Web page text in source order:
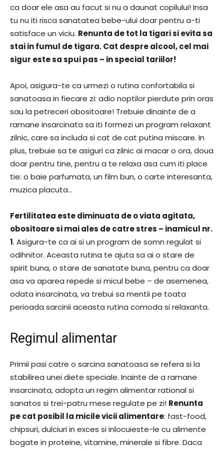
ca doar ele asa au facut si nu a daunat copilului! Insa
tu nu iti risca sanatatea bebe-ului doar pentru a-ti
satisface un viciu. Renunta de tot la tigari si evita sa
stai in fumul de tigara. Cat despre alcool, cel mai
sigur este sa spui pas – in special tariilor!
Apoi, asigura-te ca urmezi o rutina confortabila si
sanatoasa in fiecare zi: adio noptilor pierdute prin oras
sau la petreceri obositoare! Trebuie dinainte de a
ramane insarcinata sa iti formezi un program relaxant
zilnic, care sa includa si cat de cat putina miscare. In
plus, trebuie sa te asiguri ca zilnic ai macar o ora, doua
doar pentru tine, pentru a te relaxa asa cum iti place
tie: o baie parfumata, un film bun, o carte interesanta,
muzica placuta…
Fertilitatea este diminuata de o viata agitata,
obositoare si mai ales de catre stres – inamicul nr.
1. Asigura-te ca ai si un program de somn regulat si
odihnitor. Aceasta rutina te ajuta sa ai o stare de
spirit buna, o stare de sanatate buna, pentru ca doar
asa va aparea repede si micul bebe – de asemenea,
odata insarcinata, va trebui sa mentii pe toata
perioada sarcinii aceasta rutina comoda si relaxanta.
Regimul alimentar
Primii pasi catre o sarcina sanatoasa se refera si la
stabilirea unei diete speciale. Inainte de a ramane
insarcinata, adopta un regim alimentar rational si
sanatos si trei-patru mese regulate pe zi! Renunta
pe cat posibil la micile vicii alimentare: fast-food,
chipsuri, dulciuri in exces si inlocuieste-le cu alimente
bogate in proteine, vitamine, minerale si fibre. Daca